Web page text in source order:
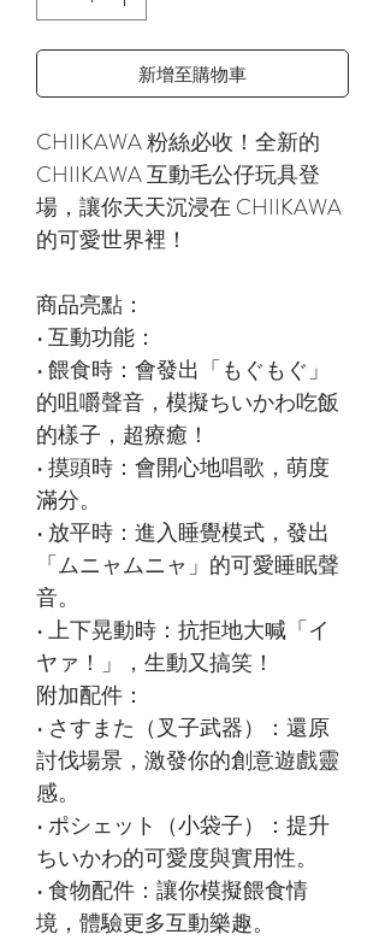
新增至購物車
CHIIKAWA 粉絲必收！全新的
CHIIKAWA 互動毛公仔玩具登
場，讓你天天沉浸在 CHIIKAWA
的可愛世界裡！
商品亮點：
• 互動功能：
• 餵食時：會發出「もぐもぐ」
的咀嚼聲音，模擬ちいかわ吃飯
的樣子，超療癒！
• 摸頭時：會開心地唱歌，萌度
滿分。
• 放平時：進入睡覺模式，發出
「ムニャムニャ」的可愛睡眠聲
音。
• 上下晃動時：抗拒地大喊「イ
ヤァ！」，生動又搞笑！
附加配件：
• さすまた（叉子武器）：還原
討伐場景，激發你的創意遊戲靈
感。
• ポシェット（小袋子）：提升
ちいかわ的可愛度與實用性。
• 食物配件：讓你模擬餵食情
境，體驗更多互動樂趣。